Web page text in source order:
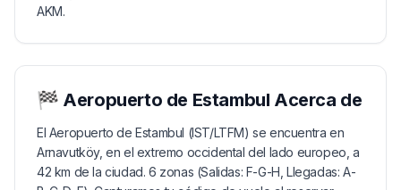
AKM.
🏁 Aeropuerto de Estambul Acerca de
El Aeropuerto de Estambul (IST/LTFM) se encuentra en
Arnavutköy, en el extremo occidental del lado europeo, a
42 km de la ciudad. 6 zonas (Salidas: F-G-H, Llegadas: A-